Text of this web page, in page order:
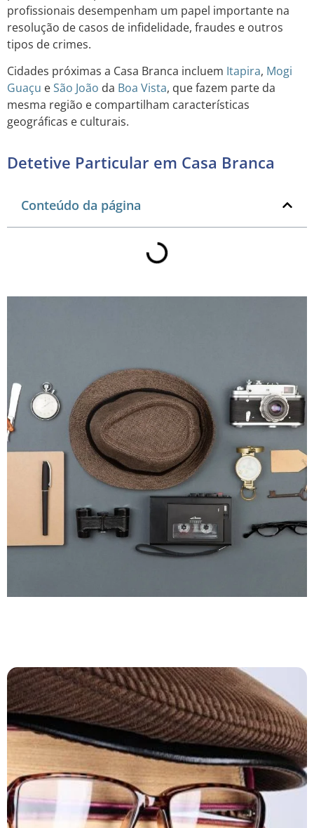
profissionais desempenham um papel importante na
resolução de casos de infidelidade, fraudes e outros
tipos de crimes.
Cidades próximas a Casa Branca incluem Itapira, Mogi
Guaçu eSão João da Boa Vista, que fazem parte da
mesma região e compartilham características
geográficas e culturais.
Detetive Particular em Casa Branca
Conteúdo da página